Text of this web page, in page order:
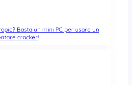
Basta un mini PC per usare un
cracker!